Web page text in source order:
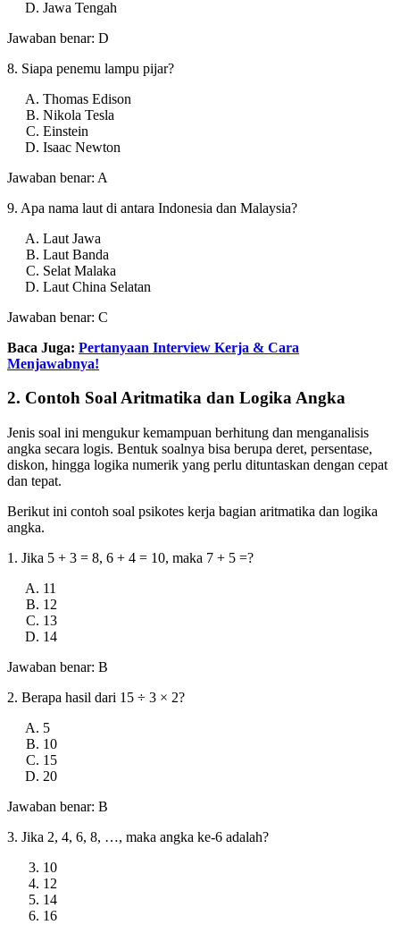
Jawa Tengah
Jawaban benar: D
8. Siapa penemu lampu pijar?
Thomas Edison
Nikola Tesla
Einstein
Isaac Newton
Jawaban benar: A
9. Apa nama laut di antara Indonesia dan Malaysia?
Laut Jawa
Laut Banda
Selat Malaka
Laut China Selatan
Jawaban benar: C
Baca Juga: Pertanyaan Interview Kerja & Cara
Menjawabnya!
2. Contoh Soal Aritmatika dan Logika Angka
Jenis soal ini mengukur kemampuan berhitung dan menganalisis
angka secara logis. Bentuk soalnya bisa berupa deret, persentase,
diskon, hingga logika numerik yang perlu dituntaskan dengan cepat
dan tepat.
Berikut ini contoh soal psikotes kerja bagian aritmatika dan logika
angka.
1. Jika 5 + 3 = 8, 6 + 4 = 10, maka 7 + 5 =?
11
12
13
14
Jawaban benar: B
2. Berapa hasil dari 15 ÷ 3 × 2?
5
10
15
20
Jawaban benar: B
3. Jika 2, 4, 6, 8, …, maka angka ke-6 adalah?
10
12
14
16